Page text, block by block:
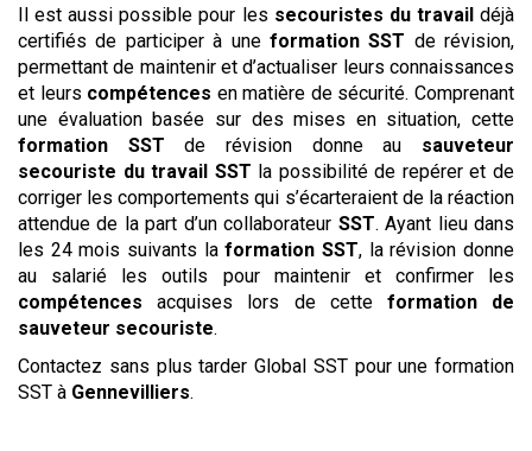
Il est aussi possible pour les secouristes du travaildéjà
certifiés de participer à une formation SST de révision,
permettant de maintenir et d’actualiser leurs connaissances
et leurs compétences en matière de sécurité. Comprenant
une évaluation basée sur des mises en situation, cette
formation SST de révision donne au sauveteur
secouriste du travail SST la possibilité de repérer et de
corriger les comportements qui s’écarteraient de la réaction
attendue de la part d’un collaborateur SST. Ayant lieu dans
les 24 mois suivants laformation SST, la révision donne
au salarié les outils pour maintenir et confirmer les
compétences acquises lors de cette formation de
sauveteur secouriste.
Contactez sans plus tarder Global SST pour une formation
SST à Gennevilliers.